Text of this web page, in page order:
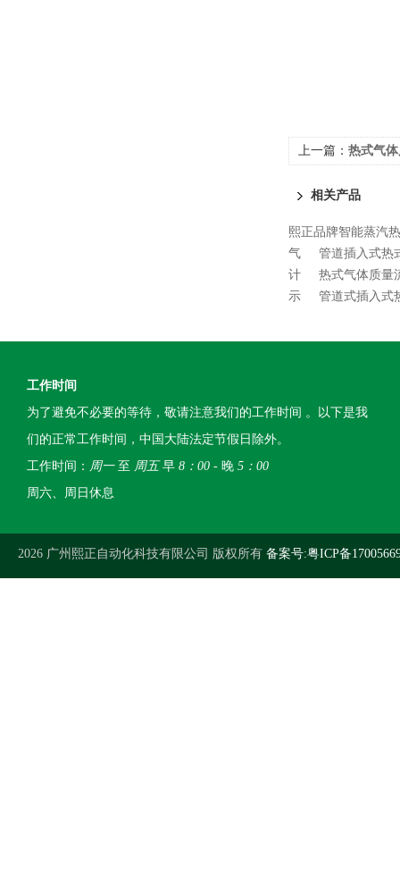
上一篇： 热式气
相关产品
熙正品牌智能蒸汽
气
管道插入式热
计
热式气体质量
示
管道式插入式
工作时间
为了避免不必要的等待，敬请注意我们的工作时间 。以下是我
们的正常工作时间，中国大陆法定节假日除外。
工作时间： 周一至 周五早 8：00 - 晚 5：00
周六、周日休息
2026 广州熙正自动化科技有限公司 版权所有 备案号:粤ICP备